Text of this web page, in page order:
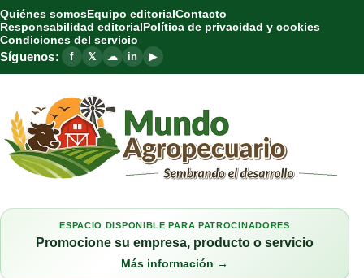
Quiénes somosEquipo editorialContacto
Responsabilidad editorialPolítica de privacidad y cookies
Condiciones del servicio
Síguenos: f 𝕏 ☁ in ▶
ESPACIO DISPONIBLE PARA PATROCINADORES
Promocione su empresa, producto o servicio
Más información →